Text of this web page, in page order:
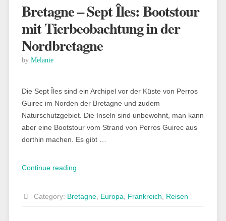
Bretagne – Sept Îles: Bootstour
mit Tierbeobachtung in der
Nordbretagne
by Melanie
Die Sept Îles sind ein Archipel vor der Küste von Perros
Guirec im Norden der Bretagne und zudem
Naturschutzgebiet. Die Inseln sind unbewohnt, man kann
aber eine Bootstour vom Strand von Perros Guirec aus
dorthin machen. Es gibt …
Continue reading„Bretagne
Category: Bretagne, Europa Frankreich Reisen